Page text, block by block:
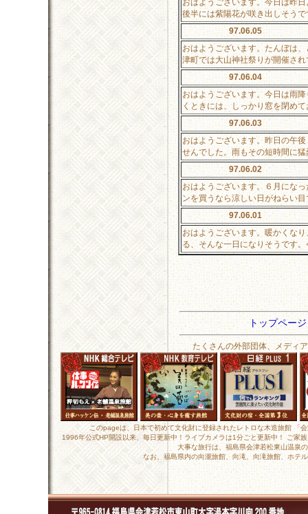
おはようございます。今日は昨
後半には紫陽花が咲き出しそうで
97.06.05
おはようございます。たんぼは
津町では大山神社祭りが開催さ
97.06.04
おはようございます。今日は雨
くときには、しっかり窓を閉め
97.06.03
おはようございます。昨日の午
せんでした。雨もその短時間に
97.06.02
おはようございます。６月にな
ンを買うなら涼しい日がねらい
97.06.01
おはようございます。暖かくな
る、そんな一日になりそうです
トップペー
たくさんの外部団体、メディ
このpageは、日本で初めて文化財に登録されたレトロな木造旅館
1996年公式HP開設以来、毎日更新中！ライブカメラは1分ごと更新中！ ご家
大事な旅行は、福島県会津若松東山温泉
なお、福島県内の向瀧旅館、向滝、向滝旅館、ホテ